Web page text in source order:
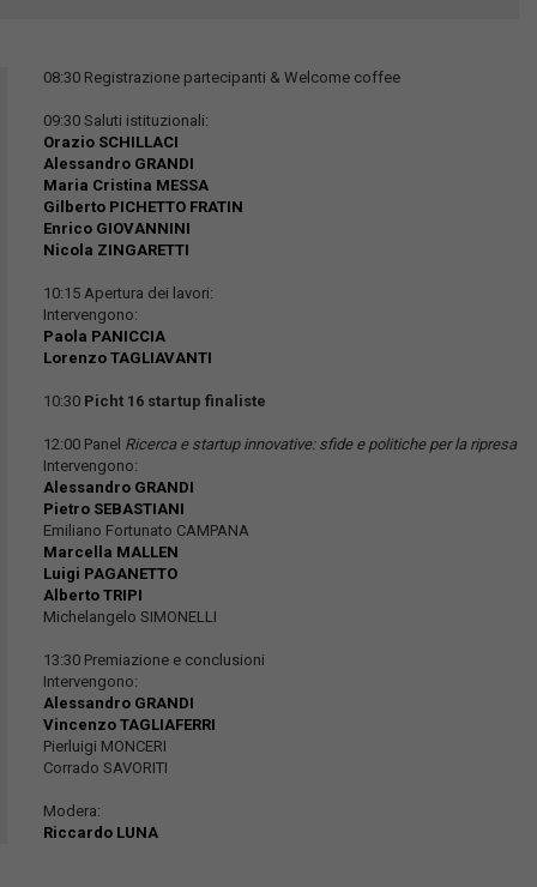
08:30 Registrazione partecipanti & Welcome coffee
09:30 Saluti istituzionali:
Orazio SCHILLACI
Alessandro GRANDI
Maria Cristina MESSA
Gilberto PICHETTO FRATIN
Enrico GIOVANNINI
Nicola ZINGARETTI
10:15 Apertura dei lavori:
Intervengono:
Paola PANICCIA
Lorenzo TAGLIAVANTI
10:30 Picht 16 startup finaliste
12:00 Panel Ricerca e startup innovative: sfide e politiche per la ripresa
Intervengono:
Alessandro GRANDI
Pietro SEBASTIANI
Emiliano Fortunato CAMPANA
Marcella MALLEN
Luigi PAGANETTO
Alberto TRIPI
Michelangelo SIMONELLI
13:30 Premiazione e conclusioni
Intervengono:
Alessandro GRANDI
Vincenzo TAGLIAFERRI
Pierluigi MONCERI
Corrado SAVORITI
Modera:
Riccardo LUNA